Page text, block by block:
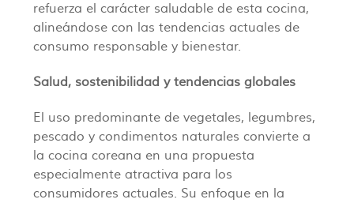
refuerza el carácter saludable de esta cocina,
alineándose con las tendencias actuales de
consumo responsable y bienestar.
Salud, sostenibilidad y tendencias globales
El uso predominante de vegetales, legumbres,
pescado y condimentos naturales convierte a
la cocina coreana en una propuesta
especialmente atractiva para los
consumidores actuales. Su enfoque en la